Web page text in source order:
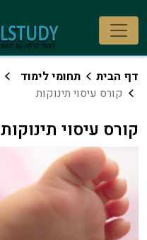
דף הבית תחומי לימוד
קורס עיסוי תינוקות
קורס עיסוי תינוקות